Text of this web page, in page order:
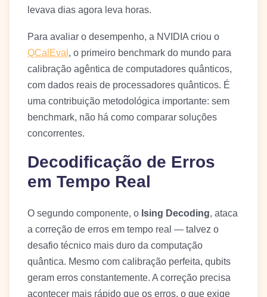
levava dias agora leva horas.
Para avaliar o desempenho, a NVIDIA criou o
QCalEval , o primeiro benchmark do mundo para
calibração agêntica de computadores quânticos,
com dados reais de processadores quânticos. É
uma contribuição metodológica importante: sem
benchmark, não há como comparar soluções
concorrentes.
Decodificação de Erros
em Tempo Real
O segundo componente, o Ising Decoding, ataca
a correção de erros em tempo real — talvez o
desafio técnico mais duro da computação
quântica. Mesmo com calibração perfeita, qubits
geram erros constantemente. A correção precisa
acontecer mais rápido que os erros, o que exige